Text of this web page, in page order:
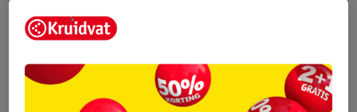
Probeer te ontspannen
Ontspanningsoefeningen kunnen daarbij helpen.
Masseren: soms kan het helpen om je ooglid voorzichtig te
masseren.
Oogdruppels: heb je droge ogen doordat je veel moet